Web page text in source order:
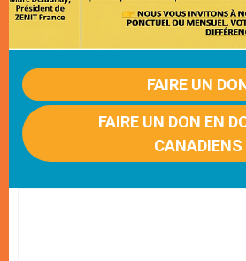
FAIRE UN
FAIRE UN DON EN
CANADIENS